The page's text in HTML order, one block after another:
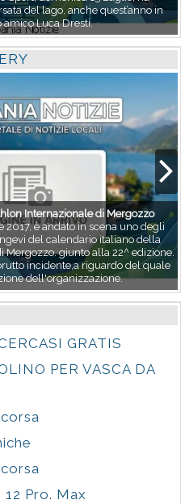
del lago, anche quest’anno in
Luca Dresti.
Internazionale di Mergozzo
è andato in scena uno degli
del calendario italiano della
giunto alla 22^ edizione.
incidente,a riguardo del quale
dell'organizzazione.
GRATIS
PER VASCA DA
Pro. Max